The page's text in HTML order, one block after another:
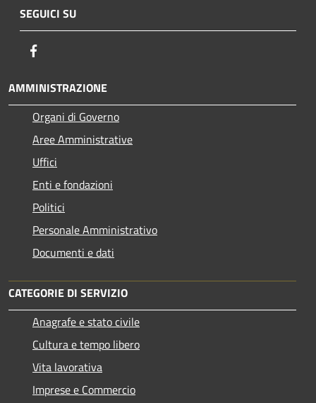
SEGUICI SU
AMMINISTRAZIONE
Organi di Governo
Aree Amministrative
Uffici
Enti e fondazioni
Politici
Personale Amministrativo
Documenti e dati
CATEGORIE DI SERVIZIO
Anagrafe e stato civile
Cultura e tempo libero
Vita lavorativa
Imprese e Commercio